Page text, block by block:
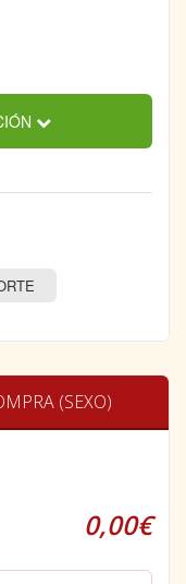
(SEXO)
0,00€